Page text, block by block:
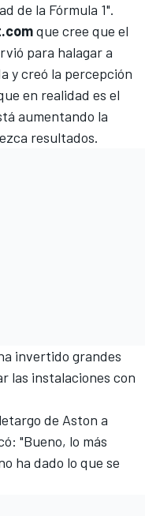
de la Fórmula 1".
que cree que el
para halagar a
y creó la percepción
en realidad es el
aumentando la
resultados.
invertido grandes
las instalaciones con
de Aston a
"Bueno, lo más
ha dado lo que se